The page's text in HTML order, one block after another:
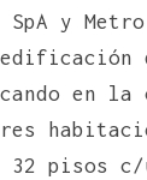
SpA y
en la
pisos c/